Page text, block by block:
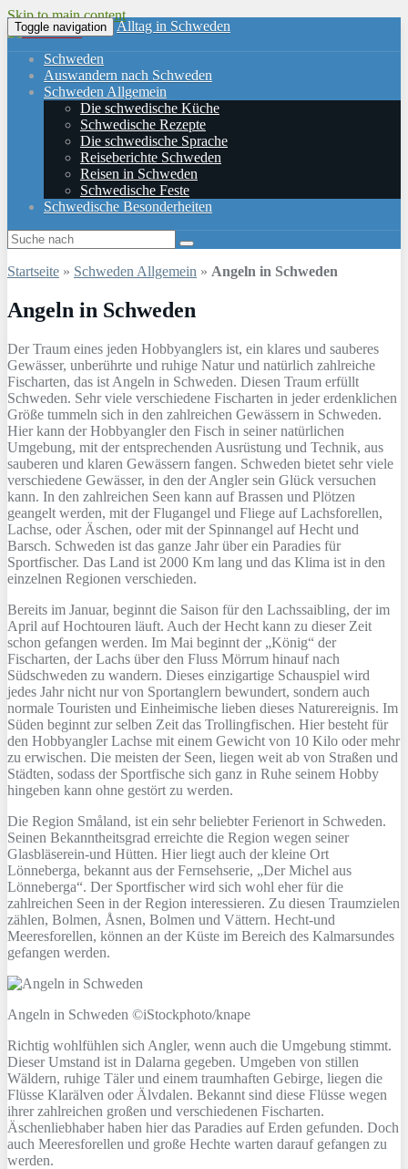
Skip to main content
Toggle navigation Alltag in Schweden
Schweden
Auswandern nach Schweden
Schweden Allgemein
Die schwedische Küche
Schwedische Rezepte
Die schwedische Sprache
Reiseberichte Schweden
Reisen in Schweden
Schwedische Feste
Schwedische Besonderheiten
Startseite » Schweden Allgemein » Angeln in Schweden
Angeln in Schweden
Der Traum eines jeden Hobbyanglers ist, ein klares und sauberes
Gewässer, unberührte und ruhige Natur und natürlich zahlreiche
Fischarten, das ist Angeln in Schweden. Diesen Traum erfüllt
Schweden. Sehr viele verschiedene Fischarten in jeder erdenklichen
Größe tummeln sich in den zahlreichen Gewässern in Schweden.
Hier kann der Hobbyangler den Fisch in seiner natürlichen
Umgebung, mit der entsprechenden Ausrüstung und Technik, aus
sauberen und klaren Gewässern fangen. Schweden bietet sehr viele
verschiedene Gewässer, in den der Angler sein Glück versuchen
kann. In den zahlreichen Seen kann auf Brassen und Plötzen
geangelt werden, mit der Flugangel und Fliege auf Lachsforellen,
Lachse, oder Äschen, oder mit der Spinnangel auf Hecht und
Barsch. Schweden ist das ganze Jahr über ein Paradies für
Sportfischer. Das Land ist 2000 Km lang und das Klima ist in den
einzelnen Regionen verschieden.
Bereits im Januar, beginnt die Saison für den Lachssaibling, der im
April auf Hochtouren läuft. Auch der Hecht kann zu dieser Zeit
schon gefangen werden. Im Mai beginnt der „König“ der
Fischarten, der Lachs über den Fluss Mörrum hinauf nach
Südschweden zu wandern. Dieses einzigartige Schauspiel wird
jedes Jahr nicht nur von Sportanglern bewundert, sondern auch
normale Touristen und Einheimische lieben dieses Naturereignis. Im
Süden beginnt zur selben Zeit das Trollingfischen. Hier besteht für
den Hobbyangler Lachse mit einem Gewicht von 10 Kilo oder mehr
zu erwischen. Die meisten der Seen, liegen weit ab von Straßen und
Städten, sodass der Sportfische sich ganz in Ruhe seinem Hobby
hingeben kann ohne gestört zu werden.
Die Region Småland, ist ein sehr beliebter Ferienort in Schweden.
Seinen Bekanntheitsgrad erreichte die Region wegen seiner
Glasbläserein-und Hütten. Hier liegt auch der kleine Ort
Lönneberga, bekannt aus der Fernsehserie, „Der Michel aus
Lönneberga“. Der Sportfischer wird sich wohl eher für die
zahlreichen Seen in der Region interessieren. Zu diesen Traumzielen
zählen, Bolmen, Åsnen, Bolmen und Vättern. Hecht-und
Meeresforellen, können an der Küste im Bereich des Kalmarsundes
gefangen werden.
Angeln in Schweden ©iStockphoto/knape
Richtig wohlfühlen sich Angler, wenn auch die Umgebung stimmt.
Dieser Umstand ist in Dalarna gegeben. Umgeben von stillen
Wäldern, ruhige Täler und einem traumhaften Gebirge, liegen die
Flüsse Klarälven oder Älvdalen. Bekannt sind diese Flüsse wegen
ihrer zahlreichen großen und verschiedenen Fischarten.
Äschenliebhaber haben hier das Paradies auf Erden gefunden. Doch
auch Meeresforellen und große Hechte warten darauf gefangen zu
werden.